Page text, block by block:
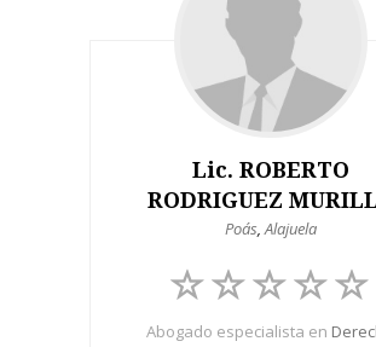
Lic. ROBERTO
RODRIGUEZ
Poás,Alajuela
Abogado especialista en